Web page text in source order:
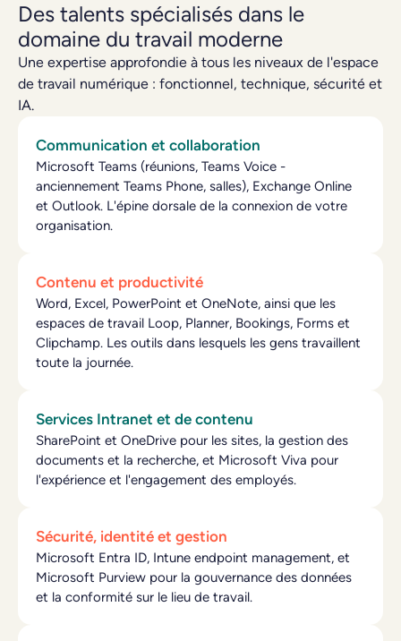
Des talents spécialisés dans le
domaine du travail moderne
Une expertise approfondie à tous les niveaux de l'espace
de travail numérique : fonctionnel, technique, sécurité et
IA.
Communication et collaboration
Microsoft Teams (réunions, Teams Voice -
anciennement Teams Phone, salles), Exchange Online
et Outlook. L'épine dorsale de la connexion de votre
organisation.
Contenu et productivité
Word, Excel, PowerPoint et OneNote, ainsi que les
espaces de travail Loop, Planner, Bookings, Forms et
Clipchamp. Les outils dans lesquels les gens travaillent
toute la journée.
Services Intranet et de contenu
SharePoint et OneDrive pour les sites, la gestion des
documents et la recherche, et Microsoft Viva pour
l'expérience et l'engagement des employés.
Sécurité, identité et gestion
Microsoft Entra ID, Intune endpoint management, et
Microsoft Purview pour la gouvernance des données
et la conformité sur le lieu de travail.